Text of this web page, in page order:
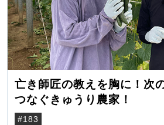
亡き師匠の教えを胸に！次
つなぐきゅうり農家！
#183